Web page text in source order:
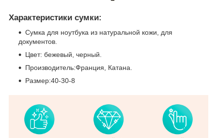
Характеристики сумки:
Сумка для ноутбука из натуральной кожи, для
документов.
Цвет: бежевый, черный.
Производитель:Франция, Катана.
Размер:40-30-8